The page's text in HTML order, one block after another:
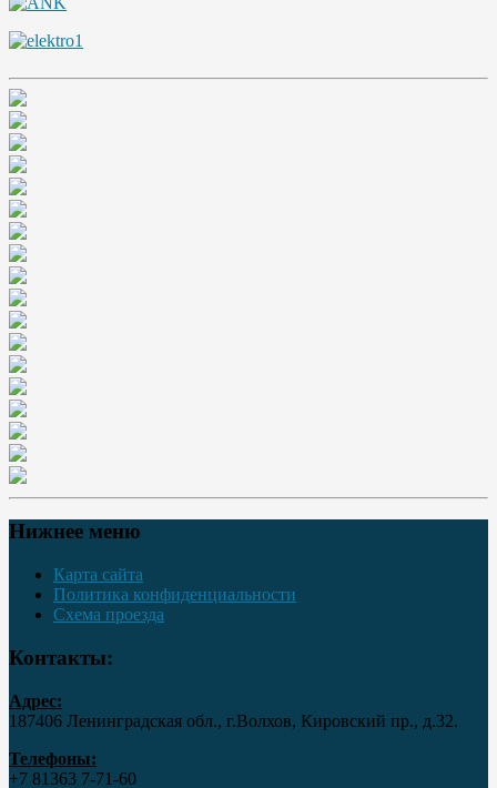
Нижнее меню
Карта сайта
Политика конфиденциальности
Схема проезда
Контакты:
Адрес:
187406 Ленинградская обл., г.Волхов, Кировский пр., д.32.
Телефоны:
+7 81363 7‑71-60